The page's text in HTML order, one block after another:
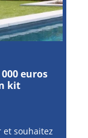
euros
kit
et souhaitez